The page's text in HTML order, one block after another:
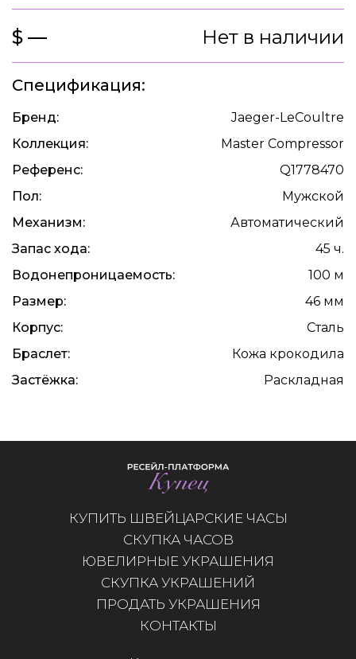
$ — Нет в наличии
Спецификация:
Бренд:
Jaeger-LeCoultre
Коллекция:
Master Compressor
Референс:
Q1778470
Пол:
Мужской
Механизм:
Автоматический
Запас хода:
45 ч.
Водонепроницаемость:
100 м
Размер:
46 мм
Корпус:
Сталь
Браслет:
Кожа крокодила
Застёжка:
Раскладная
КУПИТЬ ШВЕЙЦАРСКИЕ ЧАСЫ
СКУПКА ЧАСОВ
ЮВЕЛИРНЫЕ УКРАШЕНИЯ
СКУПКА УКРАШЕНИЙ
ПРОДАТЬ УКРАШЕНИЯ
КОНТАКТЫ